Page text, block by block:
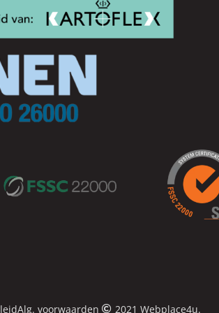
Alg. voorwaarden 2021 Webplace4u.